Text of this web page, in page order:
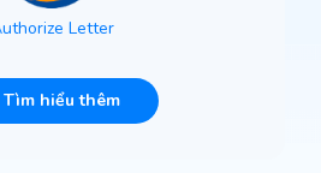
Letter
Tìm hiểu thêm